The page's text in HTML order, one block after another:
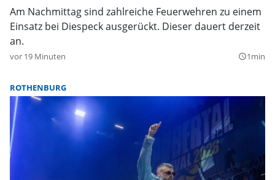
Am Nachmittag sind zahlreiche Feuerwehren zu einem
Einsatz bei Diespeck ausgerückt. Dieser dauert derzeit
an.
vor 19 Minuten query_builder1min
ROTHENBURG